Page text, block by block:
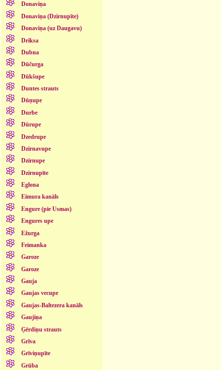
Donaviņa
Donaviņa (Dzirnupīte)
Donaviņa (uz Daugavu)
Driksa
Dubna
Dūčurga
Dūkšupe
Duntes strauts
Dūņupe
Durbe
Dūrupe
Dzedrupe
Dzirnavupe
Dzirnupe
Dzirnupīte
Eglona
Eimura kanāls
Engure (pie Usmas)
Engures upe
Ežurga
Feimanka
Garoze
Garoze
Gauja
Gaujas vecupe
Gaujas-Baltezera kanāls
Gaujiņa
Ģērdiņu strauts
Grīva
Grīviņupīte
Grūba